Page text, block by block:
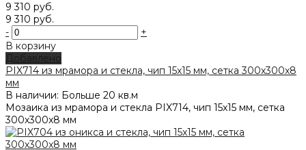
9 310 руб.
9 310 руб.
-
+
В корзину
Добавлено
PIX714 из мрамора и стекла, чип 15x15 мм, сетка 300х300x8
мм
В наличии: Больше 20 кв.м
Мозаика из мрамора и стекла PIX714, чип 15x15 мм, сетка
300х300x8 мм